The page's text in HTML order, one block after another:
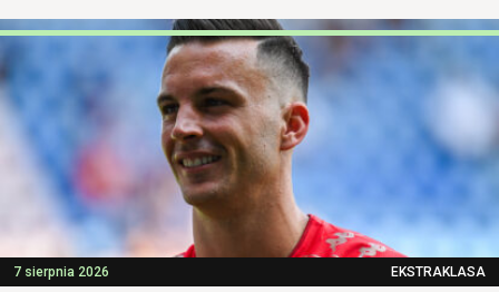
7 sierpnia 2026 EKSTRAKLASA